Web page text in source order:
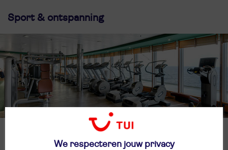
Sport & ontspanning
Bewegen in de sportschool
Ben je graag actief op vakantie? De MSC Armonia heeft diverse
We respecteren jouw privacy